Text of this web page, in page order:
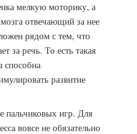
мелкую моторику, а
отвечающий за нее
рядом с тем, что
за речь. То есть такая
способна
развитие
пальчиковых игр. Для
вовсе не обязательно